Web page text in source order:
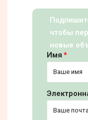
чтобы
новые
Имя